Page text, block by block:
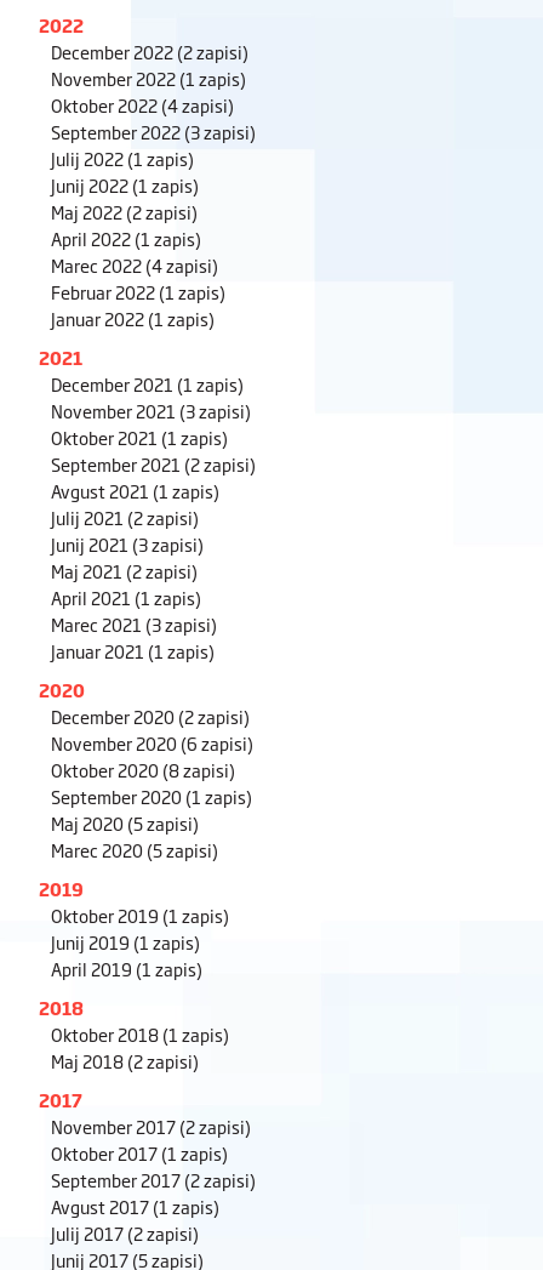
2022
December 2022(2 zapisi)
November 2022(1 zapis)
Oktober 2022(4 zapisi)
September 2022(3 zapisi)
Julij 2022(1 zapis)
Junij 2022(1 zapis)
Maj 2022(2 zapisi)
April 2022(1 zapis)
Marec 2022(4 zapisi)
Februar 2022(1 zapis)
Januar 2022(1 zapis)
2021
December 2021 (1 zapis)
November 2021 (3 zapisi)
Oktober 2021 (1 zapis)
September 2021 (2 zapisi)
Avgust 2021 (1 zapis)
Julij 2021 (2 zapisi)
Junij 2021 (3 zapisi)
Maj 2021 (2 zapisi)
April 2021 (1 zapis)
Marec 2021 (3 zapisi)
Januar 2021 (1 zapis)
2020
December 2020(2 zapisi)
November 2020(6 zapisi)
Oktober 2020(8 zapisi)
September 2020(1 zapis)
Maj 2020(5 zapisi)
Marec 2020(5 zapisi)
2019
Oktober 2019 (1 zapis)
Junij 2019 (1 zapis)
April 2019 (1 zapis)
2018
Oktober 2018(1 zapis)
Maj 2018(2 zapisi)
2017
November 2017(2 zapisi)
Oktober 2017(1 zapis)
September 2017(2 zapisi)
Avgust 2017(1 zapis)
Julij 2017(2 zapisi)
Junij 2017(5 zapisi)